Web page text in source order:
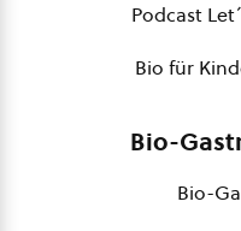
Podcast
Bio für
Bio-
Bio-